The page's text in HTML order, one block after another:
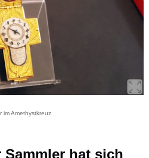
im Amethystkreuz
hat sich